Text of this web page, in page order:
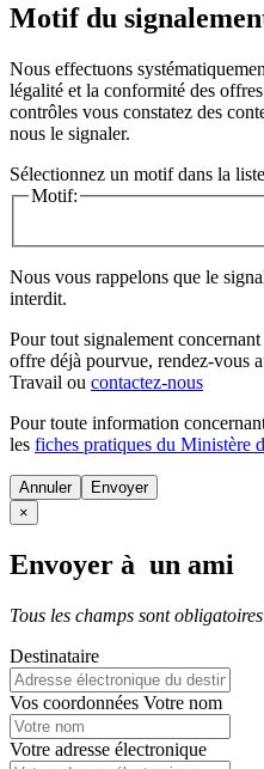
Motif du
Nous effectuons
légalité et la conformité des
contrôles vous constatez des
nous le signaler.
Sélectionnez un motif dans la
Motif:
Nous vous rappelons que le
interdit.
Pour tout signalement concernant
offre déjà pourvue, rendez-vous
Travail ou contactez-nous
Pour toute information
les fiches pratiques du Ministère
Annuler
×
Envoyer à un ami
Tous les champs sont obligatoires
Destinataire
Vos coordonnées Votre nom
Votre adresse électronique